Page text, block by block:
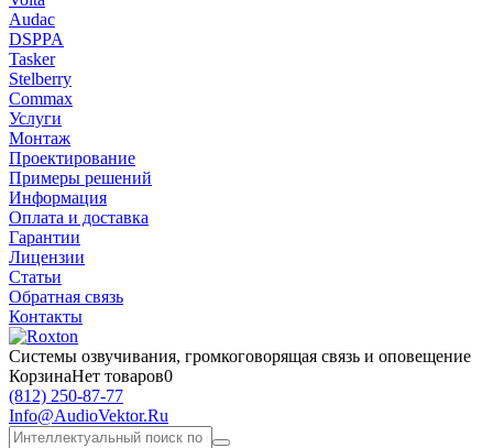
Audac
DSPPA
Tasker
Stelberry
Commax
Услуги
Монтаж
Проектирование
Примеры решений
Информация
Оплата и доставка
Гарантии
Лицензии
Статьи
Обратная связь
Контакты
Системы озвучивания, громкоговорящая связь и оповещение
КорзинаНет товаров0
(812) 250-87-77
Info@AudioVektor.Ru